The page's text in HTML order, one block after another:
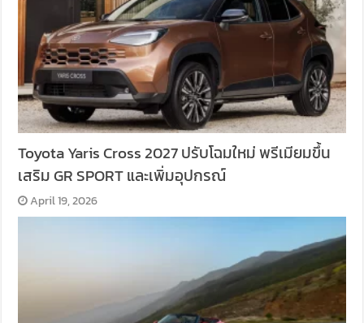
Toyota Yaris Cross 2027 ปรับโฉมใหม่ พรีเมียมขึ้น
เสริม GR SPORT และเพิ่มอุปกรณ์
April 19, 2026